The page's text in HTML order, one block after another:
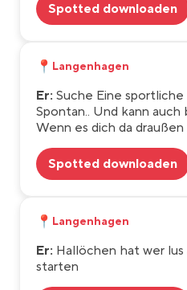
Spotted downloaden
📍 Langenhagen
Er: Suche Eine sportliche
Spontan.. Und kann auch
Wenn es dich da
Spotted downloaden
📍 Langenhagen
Er: Hallöchen hat wer
starten